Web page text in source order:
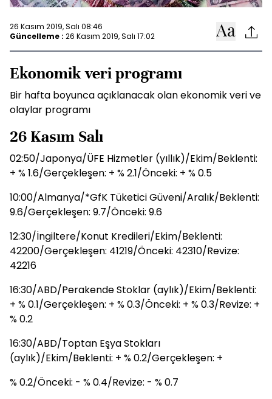
26 Kasım 2019, Salı 08:46
Güncelleme : 26 Kasım 2019, Salı 17:02
Ekonomik veri programı
Bir hafta boyunca açıklanacak olan ekonomik veri ve
olaylar programı
26 Kasım Salı
02:50/Japonya/ÜFE Hizmetler (yıllık)/Ekim/Beklenti:
+ % 1.6/Gerçekleşen: + % 2.1/Önceki: + % 0.5
10:00/Almanya/*GfK Tüketici Güveni/Aralık/Beklenti:
9.6/Gerçekleşen: 9.7/Önceki: 9.6
12:30/İngiltere/Konut Kredileri/Ekim/Beklenti:
42200/Gerçekleşen: 41219/Önceki: 42310/Revize:
42216
16:30/ABD/Perakende Stoklar (aylık)/Ekim/Beklenti:
+ % 0.1/Gerçekleşen: + % 0.3/Önceki: + % 0.3/Revize: +
% 0.2
16:30/ABD/Toptan Eşya Stokları
(aylık)/Ekim/Beklenti: + % 0.2/Gerçekleşen: +
% 0.2/Önceki: - % 0.4/Revize: - % 0.7